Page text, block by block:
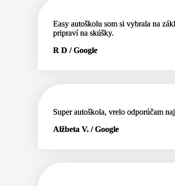
Easy autoškolu som si vybrala na
pripraví na skúšky.
R D / Google
Super autoškola, vrelo odporúčam
Alžbeta V. / Google